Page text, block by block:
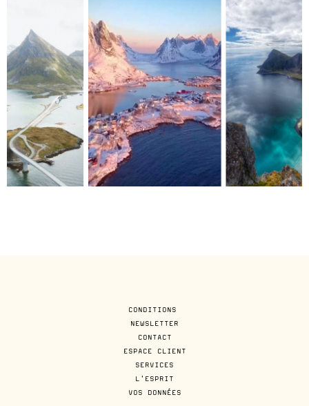
CONDITIONS
NEWSLETTER
CONTACT
ESPACE CLIENT
SERVICES
L'ESPRIT
VOS DONNÉES